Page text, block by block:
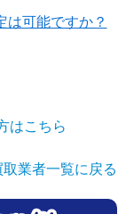
可能ですか？
はこちら
業者一覧に戻る